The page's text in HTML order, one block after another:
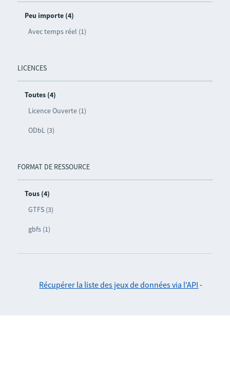
Peu importe (4)
Avec temps réel (1)
LICENCES
Toutes (4)
Licence Ouverte (1)
ODbL (3)
FORMAT DE RESSOURCE
Tous (4)
GTFS (3)
gbfs (1)
Récupérer la liste des jeux de données via l'API -